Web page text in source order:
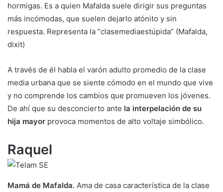
hormigas. Es a quien Mafalda suele dirigir sus preguntas
más incómodas, que suelen dejarlo atónito y sin
respuesta. Representa la “clasemediaestúpida” (Mafalda,
dixit)
A través de él habla el varón adulto promedio de la clase
media urbana que se siente cómodo en el mundo que vive
y no comprende los cambios que promueven los jóvenes.
De ahí que su desconcierto ante la interpelación de su
hija mayor provoca momentos de alto voltaje simbólico.
Raquel
Mamá de Mafalda. Ama de casa característica de la clase